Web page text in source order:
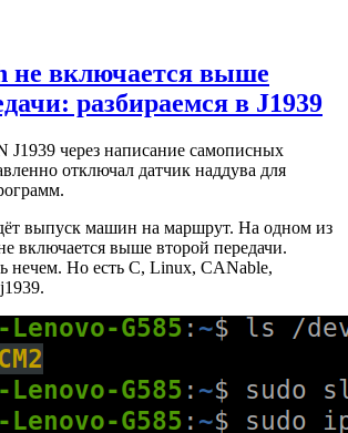
включается выше
разбираемся в J1939
через написание самописных
отключал датчик наддува для
выпуск машин на маршрут. На одном из
включается выше второй передачи.
нечем. Но есть C, Linux, CANable,